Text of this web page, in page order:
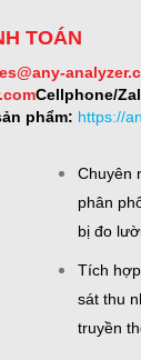
TOÁN
Cellphone/
phẩm: https://
Chuyên
phân
bị đo
Tích
sát thu
truyền